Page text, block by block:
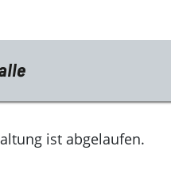
ist abgelaufen.